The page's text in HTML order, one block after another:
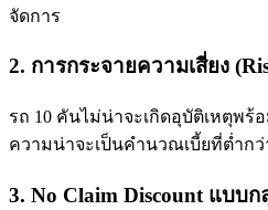
จัดการ
2. การกระจายความเสี่ยง
รถ 10 คันไม่น่าจะเกิดอุบัติเหตุพ
ความน่าจะเป็นคำนวณเบี้ยที่ต่ำก
3. No Claim Discount แบบก